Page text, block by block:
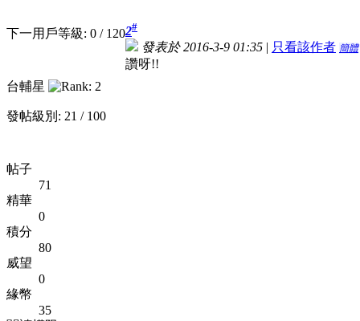
下一用戶等級: 0 / 120
台輔星
發帖級別: 21 / 100
帖子
71
精華
0
積分
80
威望
0
緣幣
35
2#
發表於 2016-3-9 01:35 | 只看該作者 簡體
讚呀!!